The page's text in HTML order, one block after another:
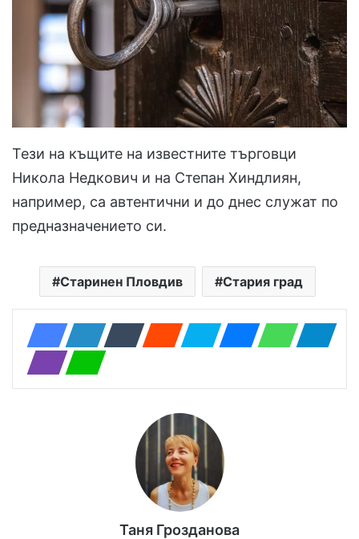
Тези на къщите на известните търговци
Никола Недкович и на Степан Хиндлиян,
например, са автентични и до днес служат по
предназначението си.
Старинен Пловдив Стария град
Таня Грозданова